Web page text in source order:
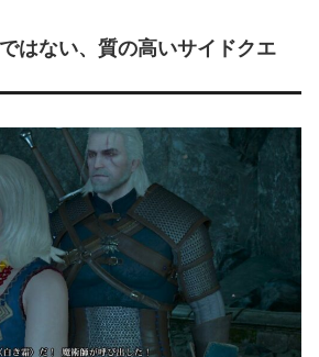
はない、質の高いサイドクエ